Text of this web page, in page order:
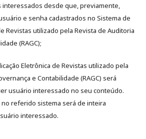
interessados desde que, previamente,
e senha cadastrados no Sistema de
Revistas utilizado pela Revista de Auditoria
(RAGC);
Eletrônica de Revistas utilizado pela
e Contabilidade (RAGC) será
usuário interessado no seu conteúdo.
referido sistema será de inteira
interessado.